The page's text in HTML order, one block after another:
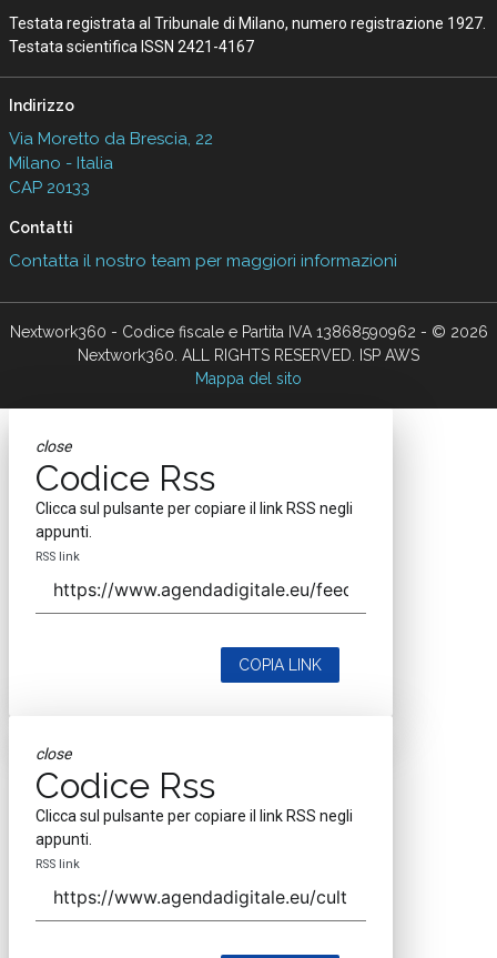
Testata registrata al Tribunale di Milano, numero registrazione 1927.
Testata scientifica ISSN 2421-4167
Indirizzo
Via Moretto da Brescia, 22
Milano - Italia
CAP 20133
Contatti
Contatta il nostro team per maggiori informazioni
Nextwork360 - Codice fiscale e Partita IVA 13868590962 - © 2026
Nextwork360. ALL RIGHTS RESERVED. ISP AWS
Mappa del sito
close
Codice Rss
Clicca sul pulsante per copiare il link RSS negli
appunti.
RSS link
COPIA LINK
close
Codice Rss
Clicca sul pulsante per copiare il link RSS negli
appunti.
RSS link